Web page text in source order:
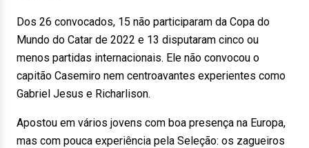
Dos 26 convocados, 15 não participaram da Copa do
Mundo do Catar de 2022 e 13 disputaram cinco ou
menos partidas internacionais. Ele não convocou o
capitão Casemiro nem centroavantes experientes como
Gabriel Jesus e Richarlison.
Apostou em vários jovens com boa presença na Europa,
mas com pouca experiência pela Seleção: os zagueiros